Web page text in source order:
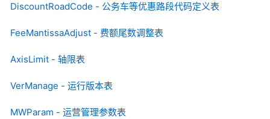
DiscountRoadCode - 公务车等优惠路段代码定义表
FeeMantissaAdjust - 费额尾数调整表
AxisLimit - 轴限表
VerManage - 运行版本表
MWParam - 运营管理参数表